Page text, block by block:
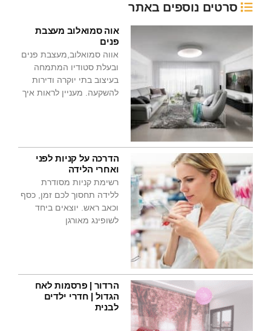
סרטים נוספים באתר
אוה סמואלוב מעצבת
פנים
אווה סמואלוב,מעצבת פנים
ובעלת סטודיו המתמחה
בעיצוב בתי יוקרה ודירות
להשקעה. מעניין לראות איך
הדרכה על קניות לפני
ואחרי הלידה
רשימת קניות מסודרת
ללידה תחסוך לכם זמן, כסף
וכאב ראש. יוצאים ביחד
לשופינג מאורגן
הרדור | פרסמות לאח
הגדול | חדרי ילדים
לבנית